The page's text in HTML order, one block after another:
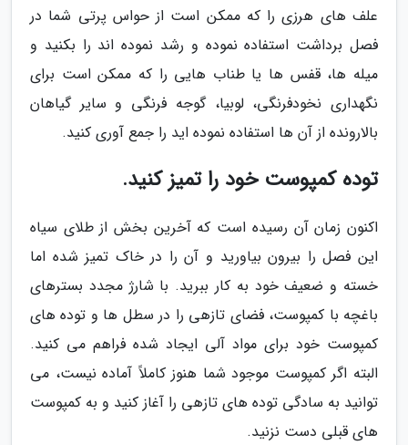
علف های هرزی را که ممکن است از حواس پرتی شما در
فصل برداشت استفاده نموده و رشد نموده اند را بکنید و
میله ها، قفس ها یا طناب هایی را که ممکن است برای
نگهداری نخودفرنگی، لوبیا، گوجه فرنگی و سایر گیاهان
بالارونده از آن ها استفاده نموده اید را جمع آوری کنید.
توده کمپوست خود را تمیز کنید.
اکنون زمان آن رسیده است که آخرین بخش از طلای سیاه
این فصل را بیرون بیاورید و آن را در خاک تمیز شده اما
خسته و ضعیف خود به کار ببرید. با شارژ مجدد بسترهای
باغچه با کمپوست، فضای تازهی را در سطل ها و توده های
کمپوست خود برای مواد آلی ایجاد شده فراهم می کنید.
البته اگر کمپوست موجود شما هنوز کاملاً آماده نیست، می
توانید به سادگی توده های تازهی را آغاز کنید و به کمپوست
های قبلی دست نزنید.